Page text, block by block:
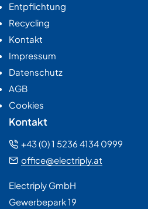
Entpflichtung
Recycling
Kontakt
Impressum
Datenschutz
AGB
Cookies
Kontakt
+43 (0) 1 5236 4134 0999
office@electriply.at
Electriply GmbH
Gewerbepark 19